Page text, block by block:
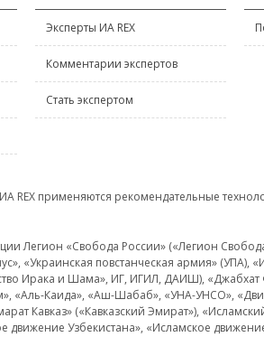
Эксперты ИА REX
Комментарии экспертов
Стать экспертом
REX применяются рекомендательные
Легион «Свобода России» («Легион
«Украинская повстанческая армия» (УПА),
Ирака и Шама», ИГ, ИГИЛ, ДАИШ),
«Аль-Каида», «Аш-Шабаб», «УНА-УНСО»,
Кавказ» («Кавказский Эмират»),
движение Узбекистана», «Исламское